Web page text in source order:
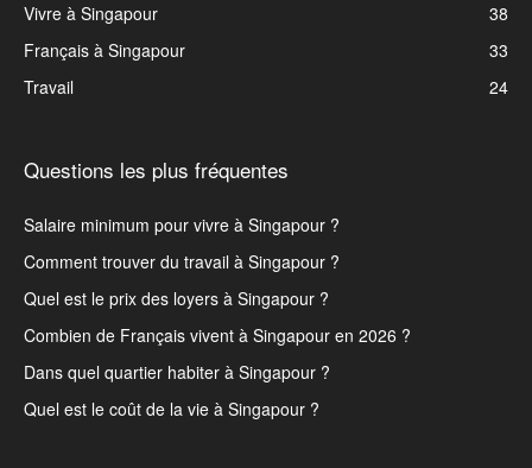
Vivre à Singapour
38
Français à Singapour
33
Travail
24
Questions les plus fréquentes
Salaire minimum pour vivre à Singapour ?
Comment trouver du travail à Singapour ?
Quel est le prix des loyers à Singapour ?
Combien de Français vivent à Singapour en 2026 ?
Dans quel quartier habiter à Singapour ?
Quel est le coût de la vie à Singapour ?